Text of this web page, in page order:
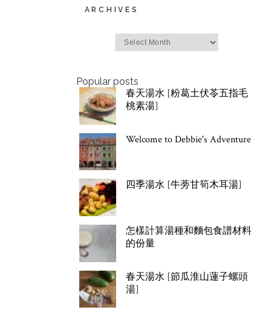
ARCHIVES
Popular posts
春天湯水 [粉葛土伏苓五指毛
桃素湯]
Welcome to Debbie's Adventure
四季湯水 [牛蒡甘筍木耳湯]
怎樣計算湯種和麵包食譜材料
的份量
春天湯水 [節瓜淮山蓮子螺頭
湯]